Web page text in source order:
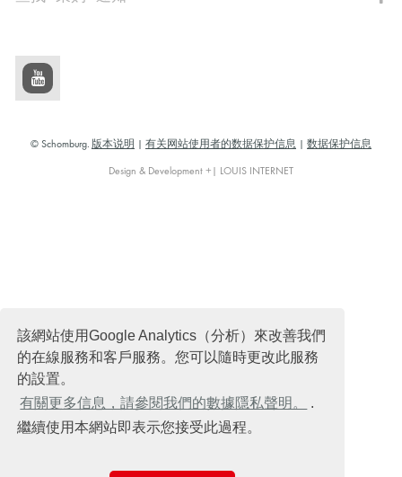
該網站使用Google Analytics（分析）來改善我們
的在線服務和客戶服務。您可以隨時更改此服務
的設置。
有關更多信息，請參閱我們的數據隱私聲明。
.
繼續使用本網站即表示您接受此過程。
© Schomburg. 版本说明 有关网站使用者的数据保护信息 数据保护信息
Design & Development +| LOUIS INTERNET